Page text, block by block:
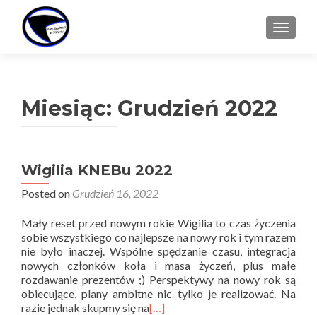
Miesiąc: Grudzień 2022
Wigilia KNEBu 2022
Posted on Grudzień 16, 2022
Mały reset przed nowym rokie Wigilia to czas życzenia
sobie wszystkiego co najlepsze na nowy rok i tym razem
nie było inaczej. Wspólne spędzanie czasu, integracja
nowych członków koła i masa życzeń, plus małe
rozdawanie prezentów ;) Perspektywy na nowy rok są
obiecujące, plany ambitne nic tylko je realizować. Na
razie jednak skupmy się na[…]